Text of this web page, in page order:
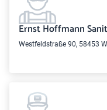
Ernst Hoffmann
Westfeldstraße 90, 58453